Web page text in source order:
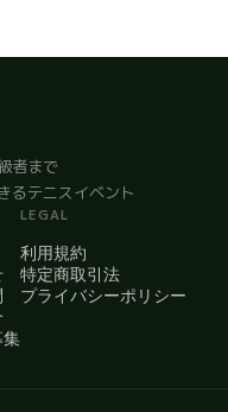
者まで
るテニスイベント
集
LEGAL
利用規約
特定商取引法
プライバシーポリシー